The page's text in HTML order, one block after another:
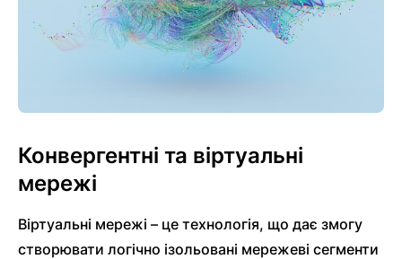
Конвергентні та віртуальні
мережі
Віртуальні мережі – це технологія, що дає змогу
створювати логічно ізольовані мережеві сегменти